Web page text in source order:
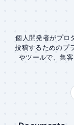
個人開発者がプロ
投稿するためのプ
やツールで、集